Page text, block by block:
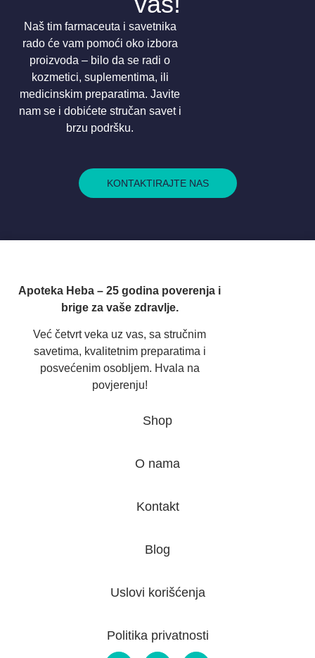
Naš tim farmaceuta i savetnika
rado će vam pomoći oko izbora
proizvoda – bilo da se radi o
kozmetici, suplementima, ili
medicinskim preparatima. Javite
nam se i dobićete stručan savet i
brzu podršku.
KONTAKTIRAJTE NAS
Apoteka Heba – 25 godina poverenja i
brige za vaše zdravlje.
Već četvrt veka uz vas, sa stručnim
savetima, kvalitetnim preparatima i
posvećenim osobljem. Hvala na
povjerenju!
Shop
O nama
Kontakt
Blog
Uslovi korišćenja
Politika privatnosti